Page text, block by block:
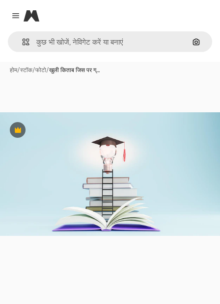
Close menu
Magnific
इमेज से
होम/स्टॉक/फोटो/खुली किताब जिस पर ग्…
Premium